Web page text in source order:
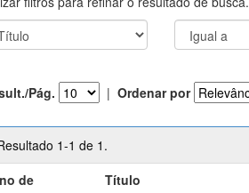
Pág. | Ordenar por
1-1 de 1.
de
Título